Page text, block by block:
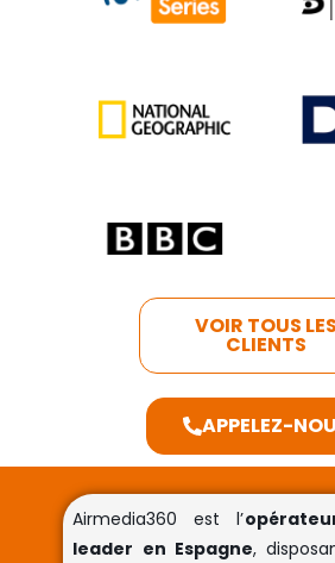
VOIR TOUS LES
CLIENTS
APPELEZ-
Airmedia360 est l’
leader en Espagne,